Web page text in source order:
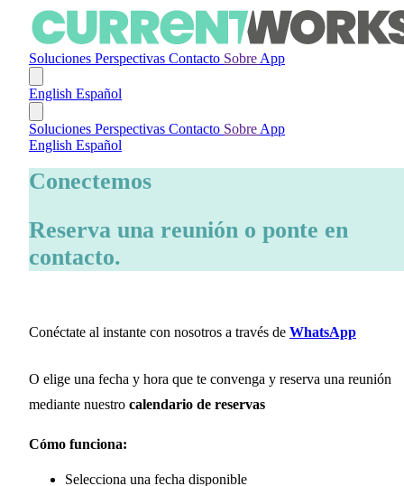
Soluciones Perspectivas Contacto SobreApp
English Español
Soluciones Perspectivas Contacto SobreApp
English Español
Conectemos
Reserva una reunión o ponte en
contacto.
Conéctate al instante con nosotros a través de WhatsApp
O elige una fecha y hora que te convenga y reserva una reunión
mediante nuestro calendario de reservas
Cómo funciona:
Selecciona una fecha disponible